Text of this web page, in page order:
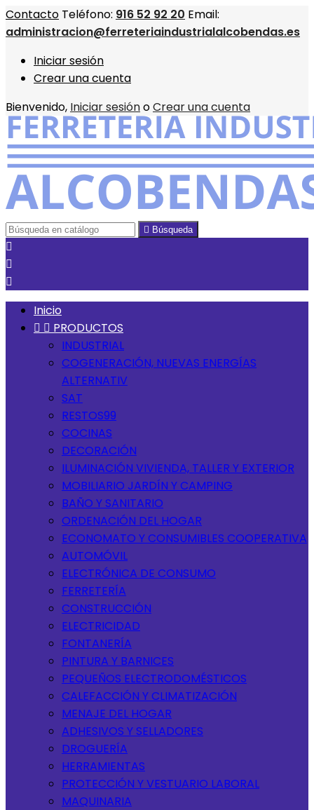
Contacto Teléfono: 916 52 92 20 Email:
administracion@ferreteriaindustrialalcobendas.es
Iniciar sesión
Crear una cuenta
Bienvenido, Iniciar sesiónoCrear una cuenta
 Búsqueda



Inicio
  PRODUCTOS
INDUSTRIAL
COGENERACIÓN, NUEVAS ENERGÍAS
ALTERNATIV
SAT
RESTOS99
COCINAS
DECORACIÓN
ILUMINACIÓN VIVIENDA, TALLER Y EXTERIOR
MOBILIARIO JARDÍN Y CAMPING
BAÑO Y SANITARIO
ORDENACIÓN DEL HOGAR
ECONOMATO Y CONSUMIBLES COOPERATIVA
AUTOMÓVIL
ELECTRÓNICA DE CONSUMO
FERRETERÍA
CONSTRUCCIÓN
ELECTRICIDAD
FONTANERÍA
PINTURA Y BARNICES
PEQUEÑOS ELECTRODOMÉSTICOS
CALEFACCIÓN Y CLIMATIZACIÓN
MENAJE DEL HOGAR
ADHESIVOS Y SELLADORES
DROGUERÍA
HERRAMIENTAS
PROTECCIÓN Y VESTUARIO LABORAL
MAQUINARIA